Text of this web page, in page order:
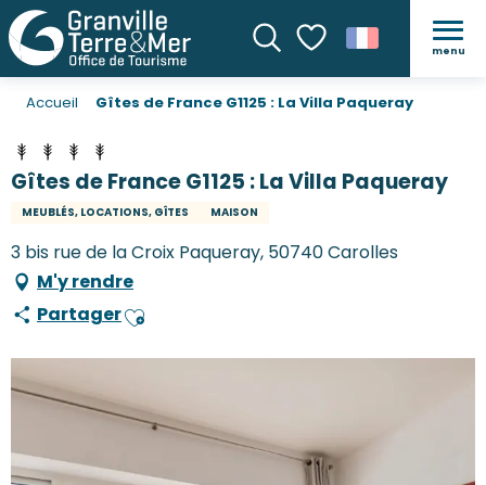
Recherche
Voir les favoris
menu
Accueil Gîtes de France G1125 : La Villa Paqueray
Gîtes de France G1125 : La Villa Paqueray
MEUBLÉS, LOCATIONS, GÎTES MAISON
3 bis rue de la Croix Paqueray, 50740 Carolles
M'y rendre
PartagerAjouter aux favoris